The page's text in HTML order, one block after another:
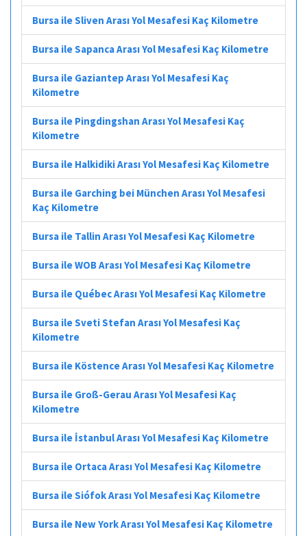
Bursa ile Sliven Arası Yol Mesafesi Kaç Kilometre
Bursa ile Sapanca Arası Yol Mesafesi Kaç Kilometre
Bursa ile Gaziantep Arası Yol Mesafesi Kaç
Kilometre
Bursa ile Pingdingshan Arası Yol Mesafesi Kaç
Kilometre
Bursa ile Halkidiki Arası Yol Mesafesi Kaç Kilometre
Bursa ile Garching bei München Arası Yol Mesafesi
Kaç Kilometre
Bursa ile Tallin Arası Yol Mesafesi Kaç Kilometre
Bursa ile WOB Arası Yol Mesafesi Kaç Kilometre
Bursa ile Québec Arası Yol Mesafesi Kaç Kilometre
Bursa ile Sveti Stefan Arası Yol Mesafesi Kaç
Kilometre
Bursa ile Köstence Arası Yol Mesafesi Kaç Kilometre
Bursa ile Groß-Gerau Arası Yol Mesafesi Kaç
Kilometre
Bursa ile İstanbul Arası Yol Mesafesi Kaç Kilometre
Bursa ile Ortaca Arası Yol Mesafesi Kaç Kilometre
Bursa ile Siófok Arası Yol Mesafesi Kaç Kilometre
Bursa ile New York Arası Yol Mesafesi Kaç Kilometre